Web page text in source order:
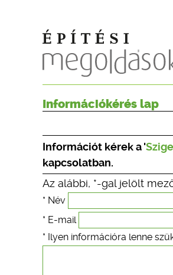
Információkérés lap
Információt kérek a '
kapcsolatban.
Az alábbi, *-gal jelölt
* Név
* E-mail
* Ilyen információra lenne